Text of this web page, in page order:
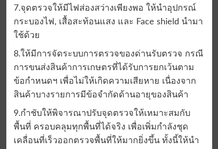
7.จุดตรวจให้มีไฟส่องสว่างเพียงพอ ให้นำอุปกรณ์
กระบองไฟ, เสื้อสะท้อนแสง และ Face shield นำมา
ใช้ด้วย
8.ให้มีการจัดระบบการตรวจของด่านรับตรวจ กรณี
การขนส่งสินค้าการเกษตรที่ได้รับการยกเว้นตาม
ข้อกำหนดฯ เพื่อไม่ให้เกิดความเสียหาย เนื่องจาก
สินค้าบางรายการมีข้อจำกัดด้านอายุของสินค้า
9.กำชับให้พิจารณาปรับจุดตรวจให้เหมาะสมกับ
พื้นที่ ครอบคลุมทุกพื้นที่ได้จริง เพื่อเพิ่มกำลังชุด
เคลื่อนที่เร็วออกตรวจพื้นที่ให้มากยิ่งขึ้น ทั้งนี้ให้นำ